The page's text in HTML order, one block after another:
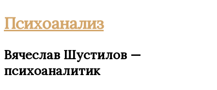
Психоанализ
Вячеслав Шустилов —
психоаналитик